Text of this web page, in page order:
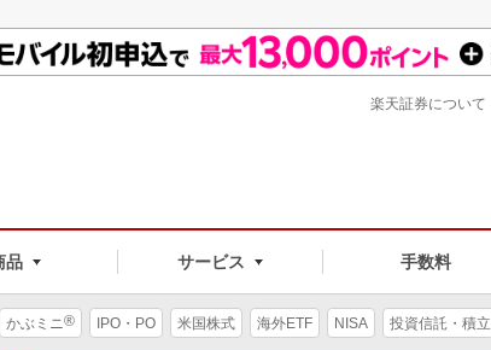
品 サービス 手数料
楽天証券について
かぶミニ® IPO・PO 米国株式 海外ETF NISA 投資信託・積立